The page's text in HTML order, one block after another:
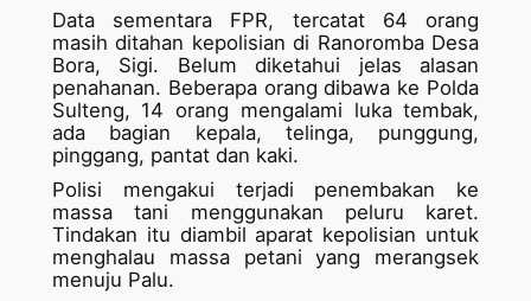
Data sementara FPR, tercatat 64 orang
masih ditahan kepolisian di Ranoromba Desa
Bora, Sigi. Belum diketahui jelas alasan
penahanan. Beberapa orang dibawa ke Polda
Sulteng, 14 orang mengalami luka tembak,
ada bagian kepala, telinga, punggung,
pinggang, pantat dan kaki.
Polisi mengakui terjadi penembakan ke
massa tani menggunakan peluru karet.
Tindakan itu diambil aparat kepolisian untuk
menghalau massa petani yang merangsek
menuju Palu.